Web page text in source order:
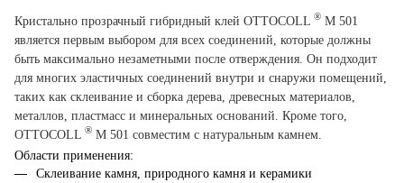
Кристально прозрачный гибридный клей OTTOCOLL ® M 501
является первым выбором для всех соединений, которые должны
быть максимально незаметными после отверждения. Он подходит
для многих эластичных соединений внутри и снаружи помещений,
таких как склеивание и сборка дерева, древесных материалов,
металлов, пластмасс и минеральных оснований. Кроме того,
OTTOCOLL ® M 501 совместим с натуральным камнем.
Области применения:
Склеивание камня, природного камня и керамики